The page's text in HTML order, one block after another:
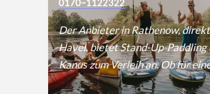
0170–1122322
Der Anbieter in Rathenow,
Havel, bietet Stand-Up-Paddling
Kanus zum Verleih an. Ob für